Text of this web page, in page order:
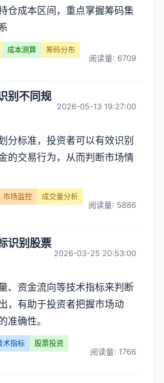
仓成本区间，重点掌握筹码集
成本测算
筹码分布
阅读量: 6709
别不同规
2026-05-13 19:27:00
分标准，投资者可以有效识别
的交易行为，从而判断市场情
市场监控
成交量分析
阅读量: 5886
识别股票
2026-03-25 20:53:00
、资金流向等技术指标来判断
，有助于投资者把握市场动
准确性。
术指标
股票投资
阅读量: 1766